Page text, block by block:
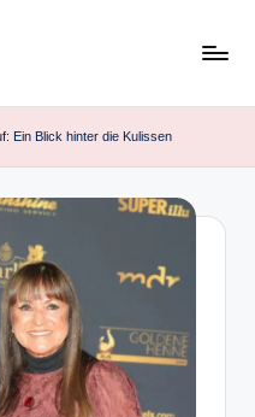
Ein Blick hinter die Kulissen